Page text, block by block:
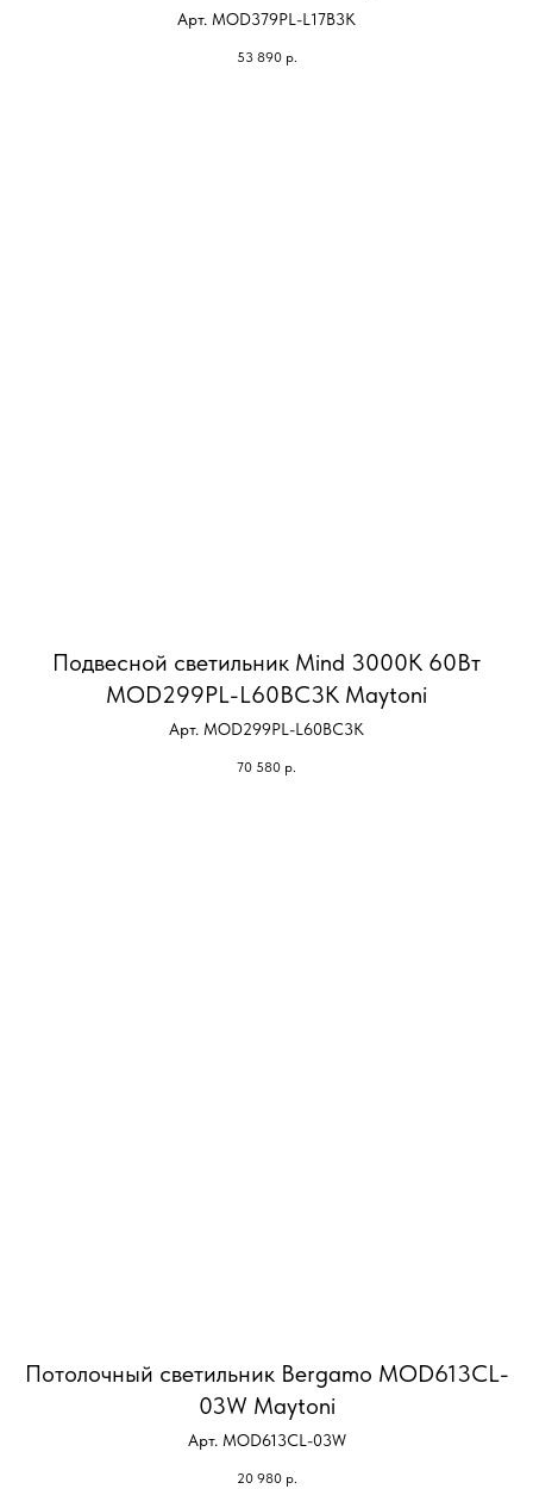
Арт. MOD379PL-L17B3K
53 890 р.
Подвесной светильник Mind 3000К 60Вт
MOD299PL-L60BC3K Maytoni
Арт. MOD299PL-L60BC3K
70 580 р.
Потолочный светильник Bergamo MOD613CL-
03W Maytoni
Арт. MOD613CL-03W
20 980 р.